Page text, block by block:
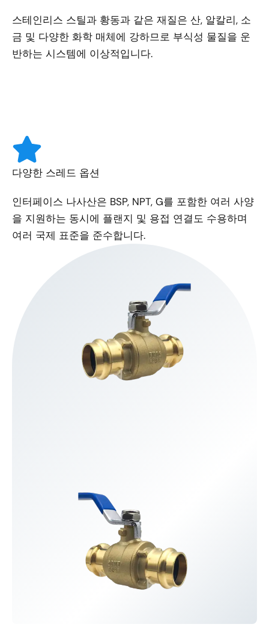
스테인리스 스틸과 황동과 같은 재질은 산, 알칼리, 소
금 및 다양한 화학 매체에 강하므로 부식성 물질을 운
반하는 시스템에 이상적입니다.
다양한 스레드 옵션
인터페이스 나사산은 BSP, NPT, G를 포함한 여러 사양
을 지원하는 동시에 플랜지 및 용접 연결도 수용하며
여러 국제 표준을 준수합니다.